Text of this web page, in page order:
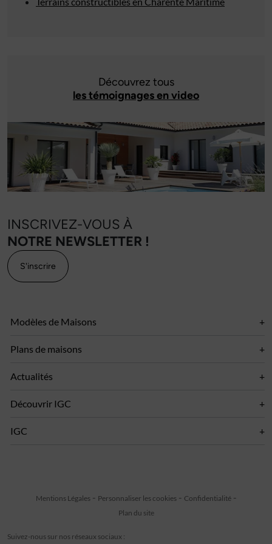
Découvrez tous
les témoignages en video
INSCRIVEZ-VOUS À
NOTRE NEWSLETTER !
S'inscrire
Modèles de Maisons
Plans de maisons
Actualités
Découvrir IGC
IGC
Suivez-nous sur nos réseaux sociaux :
Mentions Légales Personnaliser les cookies
Confidentialité
Plan du site